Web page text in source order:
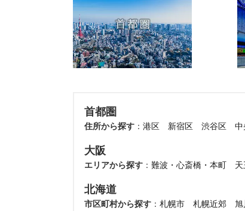
首都圏
住所から探す ： 港区 新宿区 渋谷区 中
大阪
エリアから探す ： 難波・心斎橋・本町
北海道
市区町村から探す ： 札幌市 札幌近郊 旭